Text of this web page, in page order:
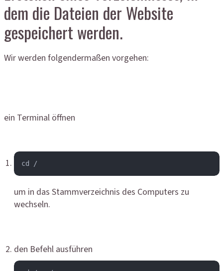
dem die Dateien der Website
gespeichert werden.
Wir werden folgendermaßen vorgehen:
ein Terminal öffnen
cd /
um in das Stammverzeichnis des Computers zu
wechseln.
den Befehl ausführen